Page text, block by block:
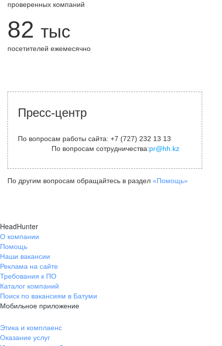
проверенных компаний
82 тыс
посетителей ежемесячно
Пресс-центр
По вопросам работы сайта: +7 (727) 232 13 13
По вопросам сотрудничества:pr@hh.kz
По другим вопросам обращайтесь в раздел «Помощь»
HeadHunter
О компании
Помощь
Наши вакансии
Реклама на сайте
Требования к ПО
Каталог компаний
Поиск по вакансиям в Батуми
Мобильное приложение
Этика и комплаенс
Оказание услуг